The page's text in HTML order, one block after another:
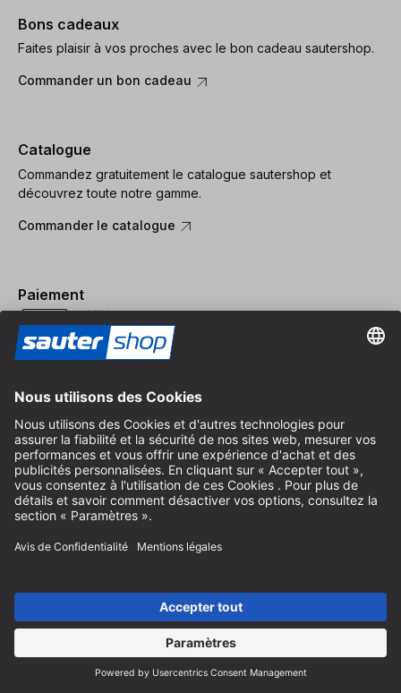
Bons cadeaux
Faites plaisir à vos proches avec le bon cadeau sautershop.
Commander un bon cadeau
Catalogue
Commandez gratuitement le catalogue sautershop et
découvrez toute notre gamme.
Commander le catalogue
Paiement
Expédition
Conseil spécialisé
+49 (0) 8152 92898-81